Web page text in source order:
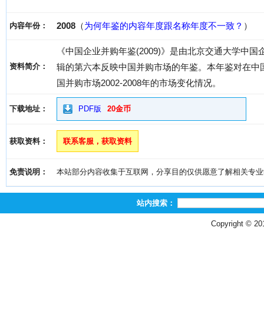
内容年份： 2008 （为何年鉴的内容年度跟名称年度不一致？ ）
资料简介：
《中国企业并购年鉴(2009)》是由北京交通大学中
辑的第六本反映中国并购市场的年鉴。本年鉴对在
国并购市场2002-2008年的市场变化情况。
下载地址： PDF版 20金币
获取资料： 联系客服，获取资料
免责说明： 本站部分内容收集于互联网，分享目的仅供愿意了解相关专
站内搜索：
Copyright ©